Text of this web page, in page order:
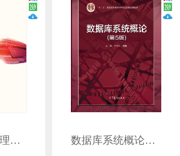
计算机组成原理与系统结构（第2版） 数据库系统概论（第5版）